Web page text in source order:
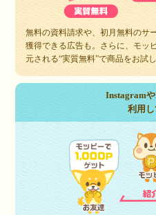
無料の資料請求や、初月無料のサ
獲得できる広告も。さらに、モッ
元される“実質無料”で商品をお試
Instagram
利用